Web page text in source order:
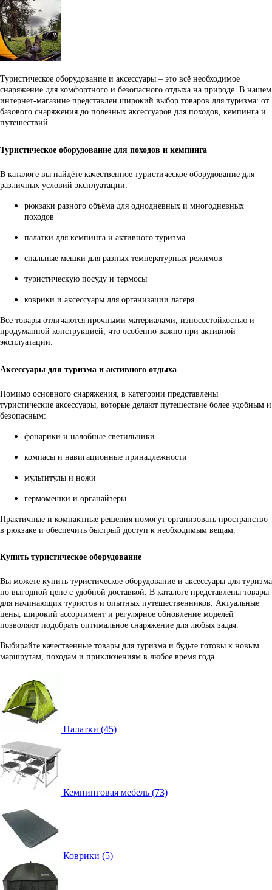
Туристическое оборудование и аксессуары – это всё необходимое
снаряжение для комфортного и безопасного отдыха на природе. В нашем
интернет-магазине представлен широкий выбор товаров для туризма: от
базового снаряжения до полезных аксессуаров для походов, кемпинга и
путешествий.
Туристическое оборудование для походов и кемпинга
В каталоге вы найдёте качественное туристическое оборудование для
различных условий эксплуатации:
рюкзаки разного объёма для однодневных и многодневных
походов
палатки для кемпинга и активного туризма
спальные мешки для разных температурных режимов
туристическую посуду и термосы
коврики и аксессуары для организации лагеря
Все товары отличаются прочными материалами, износостойкостью и
продуманной конструкцией, что особенно важно при активной
эксплуатации.
Аксессуары для туризма и активного отдыха
Помимо основного снаряжения, в категории представлены
туристические аксессуары, которые делают путешествие более удобным и
безопасным:
фонарики и налобные светильники
компасы и навигационные принадлежности
мультитулы и ножи
гермомешки и органайзеры
Практичные и компактные решения помогут организовать пространство
в рюкзаке и обеспечить быстрый доступ к необходимым вещам.
Купить туристическое оборудование
Вы можете купить туристическое оборудование и аксессуары для туризма
по выгодной цене с удобной доставкой. В каталоге представлены товары
для начинающих туристов и опытных путешественников. Актуальные
цены, широкий ассортимент и регулярное обновление моделей
позволяют подобрать оптимальное снаряжение для любых задач.
Выбирайте качественные товары для туризма и будьте готовы к новым
маршрутам, походам и приключениям в любое время года.
Палатки (45)
Кемпинговая мебель (73)
Коврики (5)